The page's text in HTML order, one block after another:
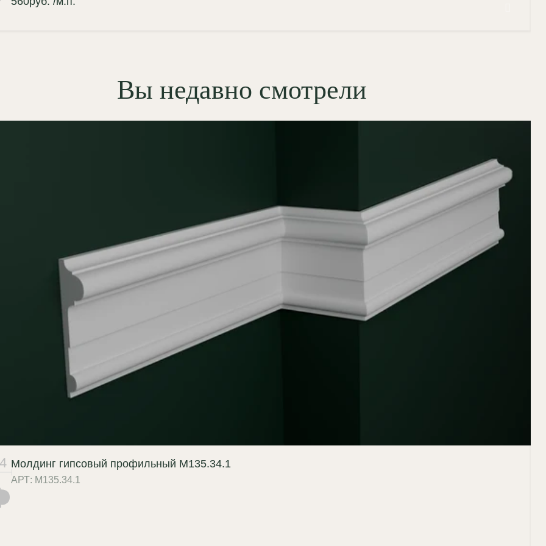
материал (КМ0). В
от полиуретана, он не
токсичных веществ при
в любой оттенок,
как матовые, так и
системы. Профиль
запиливается под 45° для
внешних и внутренних углов, а
ударах гипс поддается
реставрации с
кромки и
покраской без следов
Вы недавно смотрели
Молдинг гипсовый профильный М135.34.1
АРТ: М135.34.1